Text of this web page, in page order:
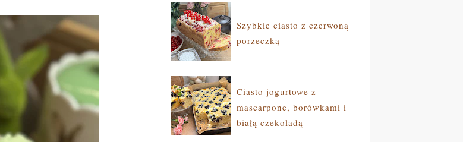
Szybkie ciasto z czerwoną
porzeczką
Ciasto jogurtowe z
mascarpone, borówkami i
białą czekoladą